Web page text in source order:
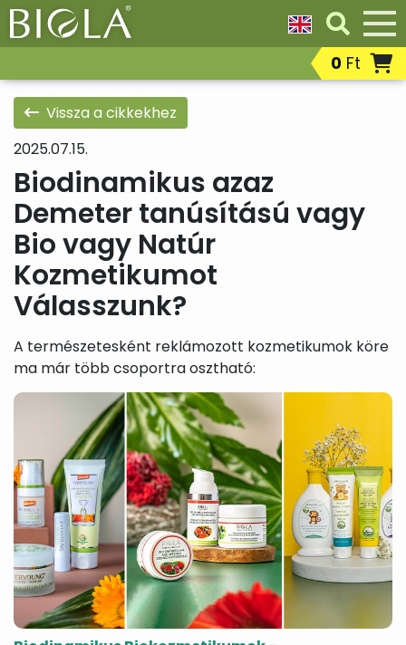
Összes termék
arckrémek,
arcápoló
gél,
arcbalzsam,
Dezodorok Fog- és
Parfümök,
EDT,
illatosító
szerek
Ajándékcsomagok
after
shavek,
Bőrregeneráló
maszkok,
krémpakolások,
gélek
termékek
Intim
termékek
Kéz-,
körömápolási
Masszázsolajok,
masszázsgélek
Nyak-
és
dekoltázs
ápolók
Peelingek,
Arctisztítás,
arctej,
arctisztító
gél,
sminklemosó,
micellás
víz
Sampon
és
hajápolás,
hajbalzsam,
samponhab
Szemkörnyékápolók,
Szérumok,
0 Ft
Vissza a cikkekhez
2025.07.15.
Biodinamikus azaz
Demeter tanúsítású vagy
Bio vagy Natúr
Kozmetikumot
Válasszunk?
A természetesként reklámozott kozmetikumok köre
ma már több csoportra osztható: